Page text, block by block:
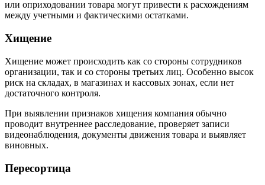
или оприходовании товара могут привести к расхождениям
между учетными и фактическими остатками.
Хищение
Хищение может происходить как со стороны сотрудников
организации, так и со стороны третьих лиц. Особенно высок
риск на складах, в магазинах и кассовых зонах, если нет
достаточного контроля.
При выявлении признаков хищения компания обычно
проводит внутреннее расследование, проверяет записи
видеонаблюдения, документы движения товара и выявляет
виновных.
Пересортица